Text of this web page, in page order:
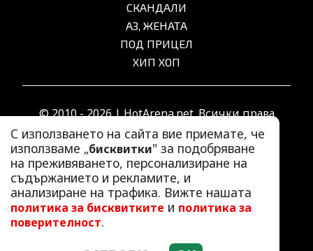
С използването на сайта вие приемате, че
използваме „бисквитки" за подобряване
на преживяването, персонализиране на
съдържанието и рекламите, и
анализиране на трафика. Вижте нашата
политика за бисквитките и политика за
поверителност.
СКАНДАЛИ
АЗ, ЖЕНАТА
ПОД ПРИЦЕЛ
ХИП ХОП
© 2010 - 2026 | HotArena.net. Всички права
запазени.
РЕКЛАМА
КОНТАКТИ
ОБЩИ УСЛОВИЯ
ПОЛИТИКА ЗА ПОВЕРИТЕЛНОСТ
ПОЛИТИКА ЗА БИСКВИТКИТЕ